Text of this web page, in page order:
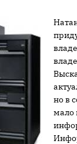
но в
мало